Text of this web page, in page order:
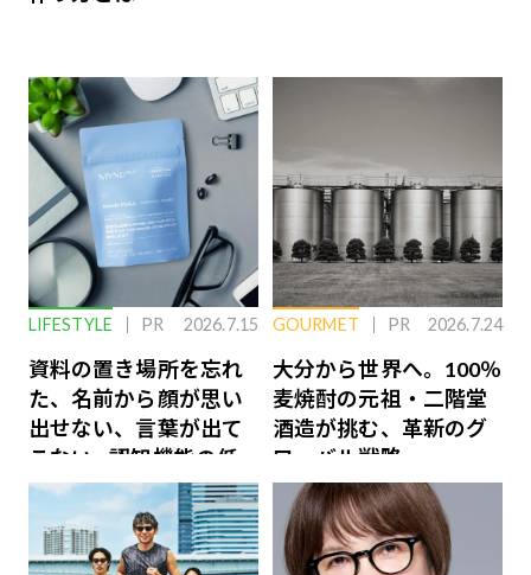
LIFESTYLE PR 2026.7.15
資料の置き場所を忘れ
た、名前から顔が思い
出せない、言葉が出て
こない…認知機能の低
下を救う、脳のインナ
ーケアとは
GOURMET PR 2026.7.24
大分から世界へ。100％
麦焼酎の元祖・二階堂
酒造が挑む、革新のグ
ローバル戦略